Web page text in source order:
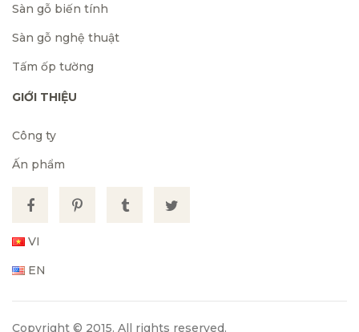
Sàn gỗ biến tính
Sàn gỗ nghệ thuật
Tấm ốp tường
GIỚI THIỆU
Công ty
Ấn phẩm
VI
EN
Copyright © 2015. All rights reserved.